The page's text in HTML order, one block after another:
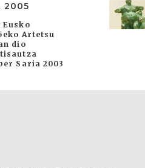
2005
Artetsu
dio
Saria 2003